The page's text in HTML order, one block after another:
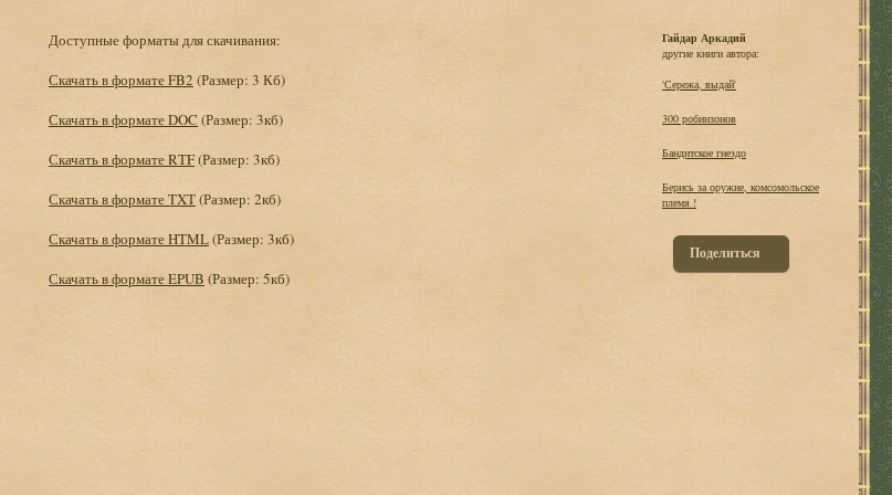
Доступные форматы для скачивания:
Скачать в формате FB2 (Размер: 3 Кб)
Скачать в формате DOC (Размер: 3кб)
Скачать в формате RTF(Размер: 3кб)
Скачать в формате TXT(Размер: 2кб)
Скачать в формате HTML(Размер: 3кб)
Скачать в формате EPUB (Размер: 5кб)
Гайдар Аркадий
другие книги автора:
'Сережа, выдай'
300 робинзонов
Бандитское гнездо
Берись за оружие, комсомольское
племя !
Поделиться